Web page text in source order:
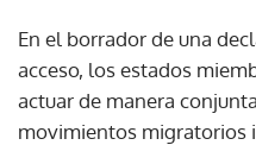
En el borrador de una
acceso, los estados
actuar de manera
movimientos migratorios